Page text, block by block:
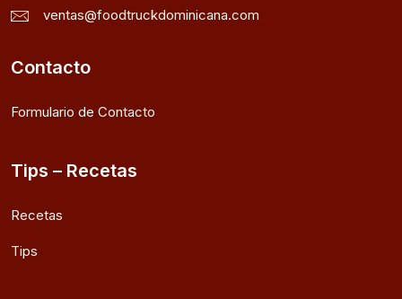
ventas@foodtruckdominicana.com
Contacto
Formulario de Contacto
Tips – Recetas
Recetas
Tips